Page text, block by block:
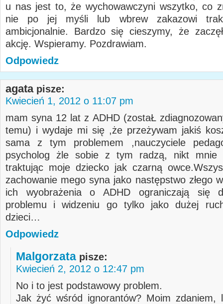
u nas jest to, że wychowawczyni wszytko, co
nie po jej myśli lub wbrew zakazowi
ambicjonalnie. Bardzo się cieszymy, że
akcję. Wspieramy. Pozdrawiam.
Odpowiedz
agata pisze:
Kwiecień 1, 2012 o 11:07 pm
mam syna 12 lat z ADHD (zostaŁ
temu) i wydaje mi się ,że przeżywam jakiś
sama z tym problemem ,nauczyciele
psycholog żle sobie z tym radzą, nikt mnie
traktując moje dziecko jak czarną
zachowanie mego syna jako następstwo złego
ich wyobrażenia o ADHD ograniczają się
problemu i widzeniu go tylko jako dużej
dzieci…
Odpowiedz
Malgorzata pisze:
Kwiecień 2, 2012 o 12:47 pm
No i to jest podstawowy problem.
Jak żyć wśród ignorantów? Moim zdaniem,